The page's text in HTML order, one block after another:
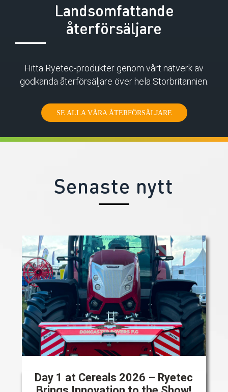
Landsomfattande
återförsäljare
Hitta Ryetec-produkter genom vårt nätverk av
godkända återförsäljare över hela Storbritannien.
SE ALLA VÅRA ÅTERFÖRSÄLJARE
Senaste nytt
Day 1 at Cereals 2026 – Ryetec